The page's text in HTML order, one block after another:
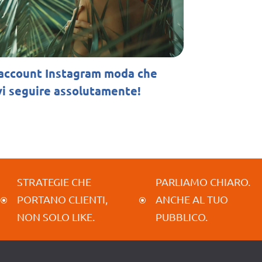
Instagram moda che
seguire assolutamente!
\
STRATEGIE CHE
PORTANO CLIENTI,
NON SOLO LIKE.
\
PARLIAMO CHIARO.
ANCHE AL TUO
PUBBLICO.